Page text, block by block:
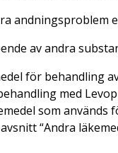
andningsproblem
av andra
för behandling
med
som används
“Andra